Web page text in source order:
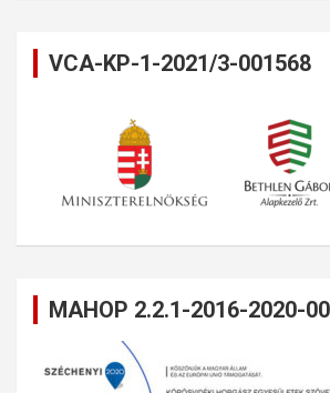
VCA-KP-1-2021/3-001568
MAHOP 2.2.1-2016-2020-